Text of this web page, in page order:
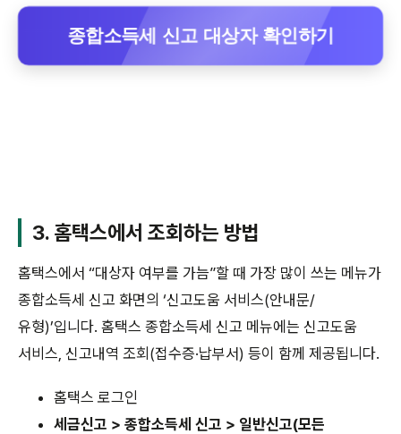
종합소득세 신고 대상자 확인하기
3. 홈택스에서 조회하는 방법
홈택스에서 “대상자 여부를 가늠”할 때 가장 많이 쓰는 메뉴가
종합소득세 신고 화면의 ‘신고도움 서비스(안내문/
유형)’입니다. 홈택스 종합소득세 신고 메뉴에는 신고도움
서비스, 신고내역 조회(접수증·납부서) 등이 함께 제공됩니다.
홈택스 로그인
세금신고 > 종합소득세 신고 > 일반신고(모든